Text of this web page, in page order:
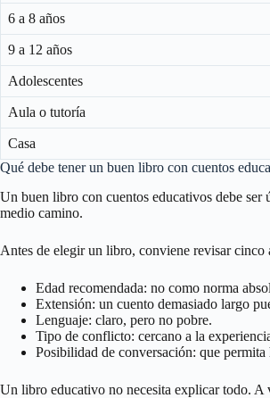
6 a 8 años
9 a 12 años
Adolescentes
Aula o tutoría
Casa
Qué debe tener un buen libro con cuentos
Un buen libro con cuentos educativos debe
medio camino.
Antes de elegir un libro, conviene revisar cinco
Edad recomendada: no como norma
Extensión: un cuento demasiado largo
Lenguaje: claro, pero no pobre.
Tipo de conflicto: cercano a la
Posibilidad de conversación: que permita
Un libro educativo no necesita explicar todo. A